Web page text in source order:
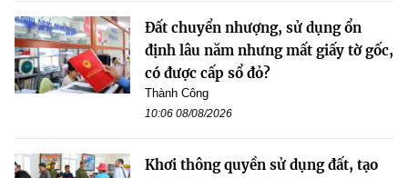
Đất chuyển nhượng, sử dụng ổn
định lâu năm nhưng mất giấy tờ gốc,
có được cấp sổ đỏ?
Thành Công
10:06 08/08/2026
Khơi thông quyền sử dụng đất, tạo